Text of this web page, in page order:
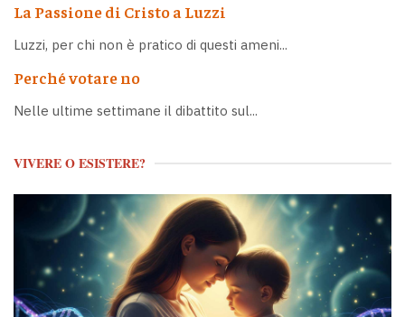
La Passione di Cristo a Luzzi
Luzzi, per chi non è pratico di questi ameni...
Perché votare no
Nelle ultime settimane il dibattito sul...
VIVERE O ESISTERE?